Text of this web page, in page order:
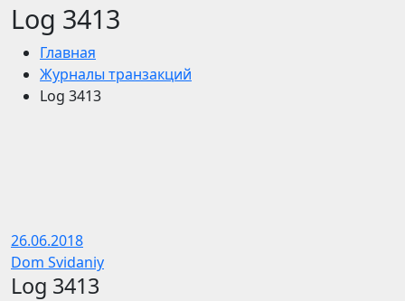
Log 3413
Главная
Журналы транзакций
Log 3413
26.06.2018
Dom Svidaniy
Log 3413